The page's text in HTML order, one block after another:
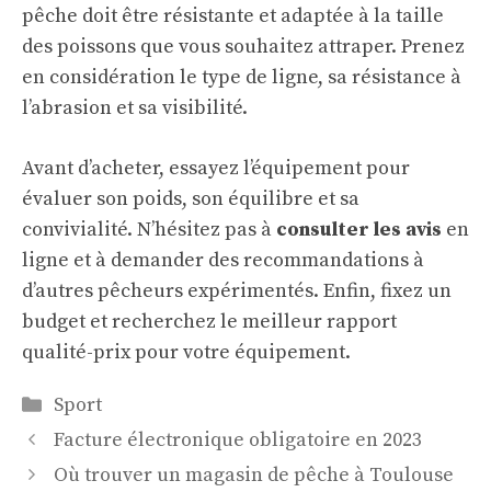
pêche doit être résistante et adaptée à la taille
des poissons que vous souhaitez attraper. Prenez
en considération le type de ligne, sa résistance à
l’abrasion et sa visibilité.
Avant d’acheter, essayez l’équipement pour
évaluer son poids, son équilibre et sa
convivialité. N’hésitez pas à consulter les avis en
ligne et à demander des recommandations à
d’autres pêcheurs expérimentés. Enfin, fixez un
budget et recherchez le meilleur rapport
qualité-prix pour votre équipement.
Catégories
Sport
Facture électronique obligatoire en 2023
Où trouver un magasin de pêche à Toulouse